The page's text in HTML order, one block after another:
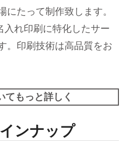
にたって制作致します。
入れ印刷に特化したサー
。印刷技術は高品質をお
てもっと詳しく
ンナップ